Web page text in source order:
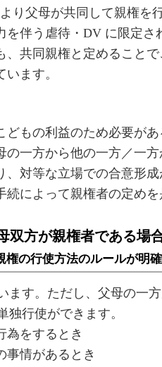
り父母が共同して親権を
伴う虐待・DV に限定さ
共同親権と定めること
ます。
どもの利益のため必要が
の一方から他の一方／一
対等な立場での合意形
によって親権者の定めを
双方が親権者である場合
の行使方法のルールが明確
ます。ただし、父母の一
独行使ができます。
をするとき
情があるとき